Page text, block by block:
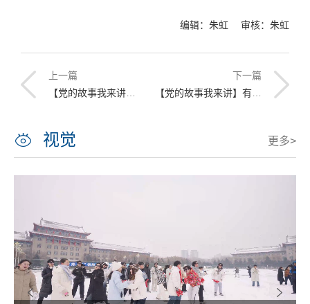
编辑：朱虹 审核：朱虹
上一篇
【党的故事我来讲】小山村中党的光辉
下一篇
【党的故事我来讲】有的人
视觉 更多>